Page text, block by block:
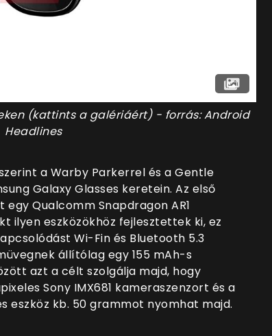
(kattints a galériáért) - forrás: Android
Headlines
a Warby Parkerrel és a Gentle
Galaxy Glasses keretein. Az első
Qualcomm Snapdragon AR1
ilyen eszközökhöz fejlesztettek ki, ez
Wi-Fin és Bluetooth 5.3
állítólag egy 155 mAh-s
azt a célt szolgálja majd, hogy
Sony IMX681 kameraszenzort és a
eszköz kb. 50 grammot nyomhat majd.